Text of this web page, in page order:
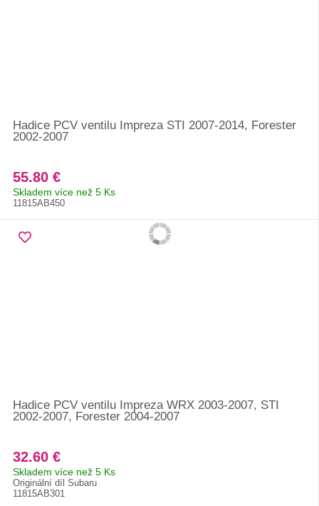
Hadice PCV ventilu Impreza STI 2007-2014, Forester
2002-2007
55.80 €
Skladem více než 5 Ks
11815AB450
Hadice PCV ventilu Impreza WRX 2003-2007, STI
2002-2007, Forester 2004-2007
32.60 €
Skladem více než 5 Ks
Originální díl Subaru
11815AB301